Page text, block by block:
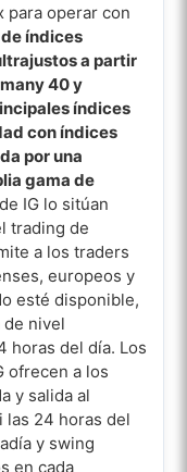
para operar con
índices
a partir
40 y
índices
con índices
por una
gama de
IG lo sitúan
trading de
a los traders
europeos y
esté disponible,
de nivel
horas del día. Los
ofrecen a los
y salida al
las 24 horas del
y swing
en cada